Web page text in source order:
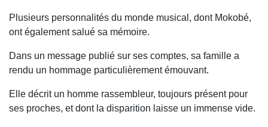
Plusieurs personnalités du monde musical, dont Mokobé,
ont également salué sa mémoire.
Dans un message publié sur ses comptes, sa famille a
rendu un hommage particulièrement émouvant.
Elle décrit un homme rassembleur, toujours présent pour
ses proches, et dont la disparition laisse un immense vide.